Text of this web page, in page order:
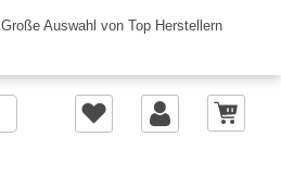
Große Auswahl von Top Herstellern